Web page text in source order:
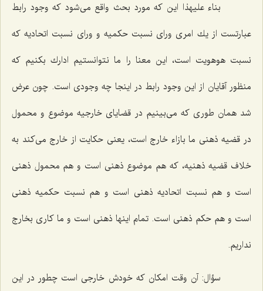
بناء علیهذا این كه مورد بحث واقع مى‌شود كه وجود رابط
عبارتست از یك امرى وراى نسبت حكمیه و وراى نسبت اتحادیه كه
نسبت هوهویت است، این معنا را ما نتوانستیم ادارك بكنیم كه
منظور آقایان از این وجود رابط در اینجا چه وجودى است. چون عرض
شد همان طورى كه مى‌بینیم در قضایاى خارجیه موضوع و محمول
در قضیه ذهنى ما بازاء خارج است، یعنى حكایت از خارج مى‌كند به
خلاف قضیه ذهنیه، كه هم موضوع ذهنى است و هم محمول ذهنى
است و هم نسبت اتحادیه ذهنى است و هم نسبت حكمیه ذهنى
است و هم حكم ذهنى است. تمام اینها ذهنى است و ما كارى بخارج
نداریم.
سؤال:آن وقت امكان كه خودش خارجى است چطور در این